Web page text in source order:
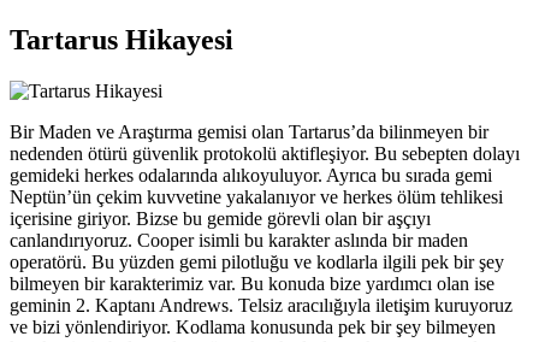
Tartarus Hikayesi
Bir Maden ve Araştırma gemisi olan Tartarus’da bilinmeyen bir
nedenden ötürü güvenlik protokolü aktifleşiyor. Bu sebepten dolayı
gemideki herkes odalarında alıkoyuluyor. Ayrıca bu sırada gemi
Neptün’ün çekim kuvvetine yakalanıyor ve herkes ölüm tehlikesi
içerisine giriyor. Bizse bu gemide görevli olan bir aşçıyı
canlandırıyoruz. Cooper isimli bu karakter aslında bir maden
operatörü. Bu yüzden gemi pilotluğu ve kodlarla ilgili pek bir şey
bilmeyen bir karakterimiz var. Bu konuda bize yardımcı olan ise
geminin 2. Kaptanı Andrews. Telsiz aracılığıyla iletişim kuruyoruz
ve bizi yönlendiriyor. Kodlama konusunda pek bir şey bilmeyen